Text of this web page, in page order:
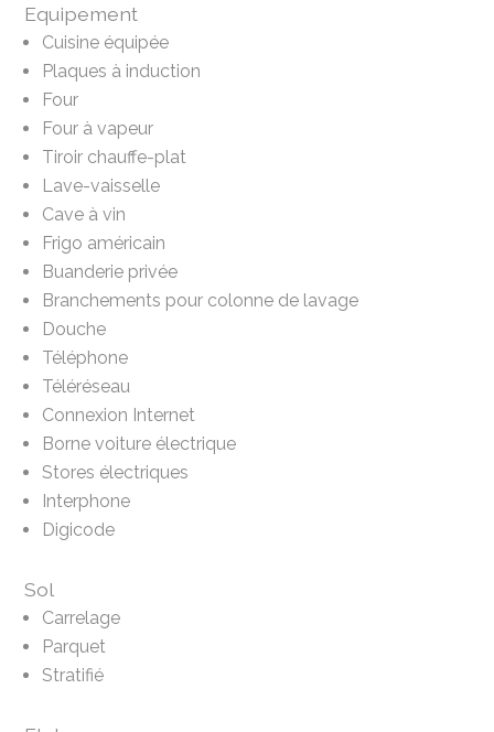
Equipement
Cuisine équipée
Plaques à induction
Four
Four à vapeur
Tiroir chauffe-plat
Lave-vaisselle
Cave à vin
Frigo américain
Buanderie privée
Branchements pour colonne de lavage
Douche
Téléphone
Téléréseau
Connexion Internet
Borne voiture électrique
Stores électriques
Interphone
Digicode
Sol
Carrelage
Parquet
Stratifié